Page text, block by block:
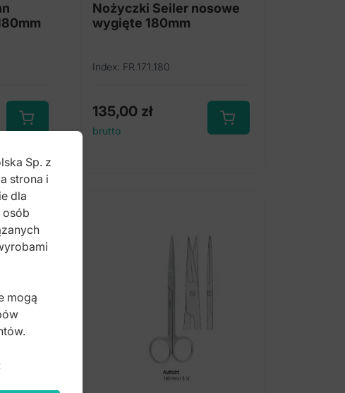
Nożyczki Seiler nosowe
wygięte 180mm
Index: FR.171.180
135,00 zł
brutto
Sp. z
strona i
dla
mogą